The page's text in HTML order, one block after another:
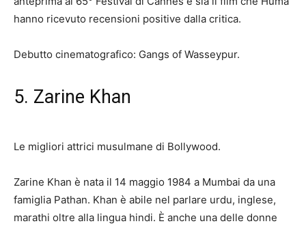
hanno ricevuto recensioni positive dalla critica.
Debutto cinematografico: Gangs of Wasseypur.
5. Zarine Khan
Le migliori attrici musulmane di Bollywood.
Zarine Khan è nata il 14 maggio 1984 a Mumbai da una
famiglia Pathan. Khan è abile nel parlare urdu, inglese,
marathi oltre alla lingua hindi. È anche una delle donne